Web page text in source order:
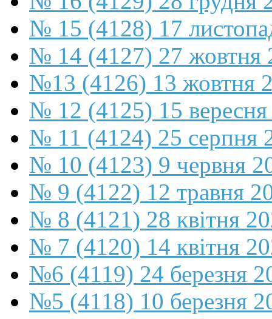
№ 15 (4128) 17
№ 14 (4127) 27 жовтня
№13 (4126) 13 жовтня
№ 12 (4125) 15
№ 11 (4124) 25 серпня
№ 10 (4123) 9 червня
№ 9 (4122) 12 травня
№ 8 (4121) 28 квітня
№ 7 (4120) 14 квітня
№6 (4119) 24 березня
№5 (4118) 10 березня